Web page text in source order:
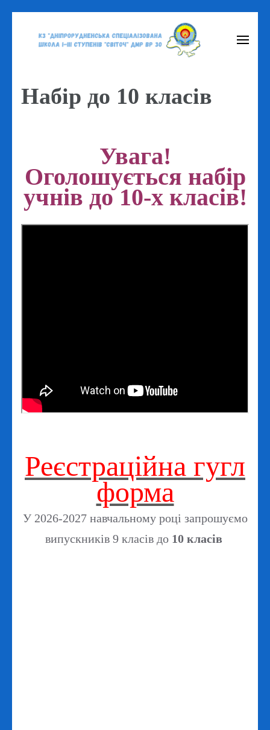
Enter)
Набір до 10 класів
Увага!
Оголошується набір
учнів до 10-х класів!
Реєстраційна гугл
форма
У 2026-2027 навчальному році запрошуємо
випускників 9 класів до 10 класів